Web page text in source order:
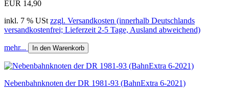
EUR 14,90
inkl. 7 % USt zzgl. Versandkosten (innerhalb Deutschlands
versandkostenfrei; Lieferzeit 2-5 Tage, Ausland abweichend)
mehr... In den Warenkorb
Nebenbahnknoten der DR 1981-93 (BahnExtra 6-2021)